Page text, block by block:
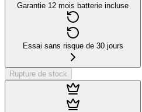
Garantie 12 mois batterie incluse
Essai sans risque de 30 jours
Rupture de stock